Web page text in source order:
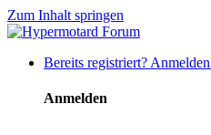
Zum Inhalt springen
Bereits registriert? Anmelden
Anmelden